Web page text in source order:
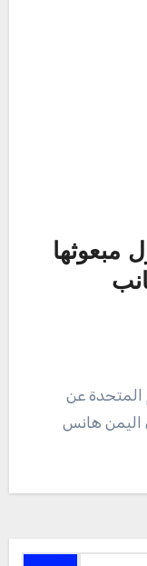
مبعوثها
اليمن هانس